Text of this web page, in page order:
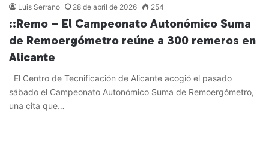
Luis Serrano 28 de abril de 2026 254
::Remo – El Campeonato Autonómico Suma
de Remoergómetro reúne a 300 remeros en
Alicante
El Centro de Tecnificación de Alicante acogió el pasado
sábado el Campeonato Autonómico Suma de Remoergómetro,
una cita que…